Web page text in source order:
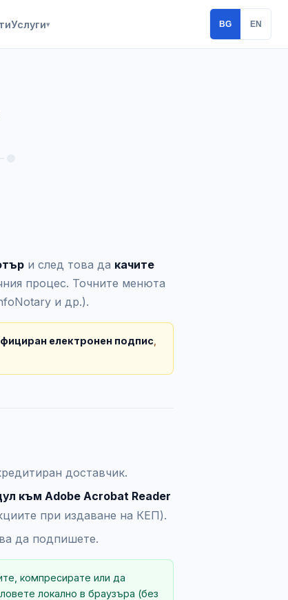
Услуги▾ BG EN
и след това да качите
процес. Точните менюта
и др.).
електронен подпис
доставчик.
към Adobe Acrobat Reader
при издаване на КЕП).
да подпишете.
компресирате или да
локално в браузъра (без